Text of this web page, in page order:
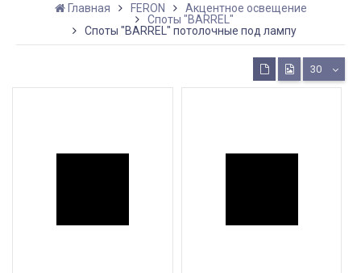
Главная FERON
Акцентное освещение
Споты "BARREL"
Споты "BARREL" потолочные под лампу
30